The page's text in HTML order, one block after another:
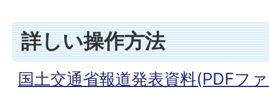
詳しい操作方法
国土交通省報道発表資料(PDFフ